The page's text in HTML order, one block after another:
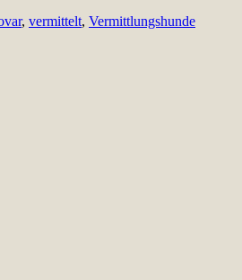
, vermittelt, Vermittlungshunde